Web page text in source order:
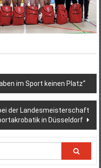
im Sport keinen Platz“
der Landesmeisterschaft
in Düsseldorf